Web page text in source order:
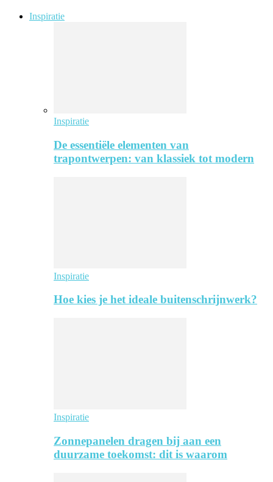
Inspiratie
Inspiratie
De essentiële elementen van
trapontwerpen: van klassiek tot modern
Inspiratie
Hoe kies je het ideale buitenschrijnwerk?
Inspiratie
Zonnepanelen dragen bij aan een
duurzame toekomst: dit is waarom